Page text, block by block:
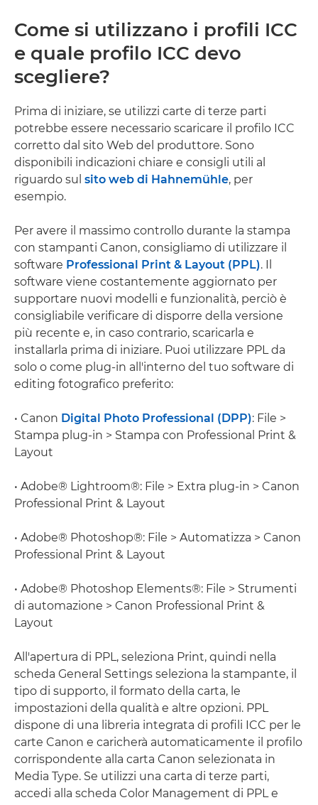
Come si utilizzano i profili ICC
e quale profilo ICC devo
scegliere?
Prima di iniziare, se utilizzi carte di terze parti
potrebbe essere necessario scaricare il profilo ICC
corretto dal sito Web del produttore. Sono
disponibili indicazioni chiare e consigli utili al
riguardo sul sito web di Hahnemühle, per
esempio.
Per avere il massimo controllo durante la stampa
con stampanti Canon, consigliamo di utilizzare il
software Professional Print & Layout (PPL). Il
software viene costantemente aggiornato per
supportare nuovi modelli e funzionalità, perciò è
consigliabile verificare di disporre della versione
più recente e, in caso contrario, scaricarla e
installarla prima di iniziare. Puoi utilizzare PPL da
solo o come plug-in all'interno del tuo software di
editing fotografico preferito:
• Canon Digital Photo Professional (DPP): File >
Stampa plug-in > Stampa con Professional Print &
Layout
• Adobe® Lightroom®: File > Extra plug-in > Canon
Professional Print & Layout
• Adobe® Photoshop®: File > Automatizza > Canon
Professional Print & Layout
• Adobe® Photoshop Elements®: File > Strumenti
di automazione > Canon Professional Print &
Layout
All'apertura di PPL, seleziona Print, quindi nella
scheda General Settings seleziona la stampante, il
tipo di supporto, il formato della carta, le
impostazioni della qualità e altre opzioni. PPL
dispone di una libreria integrata di profili ICC per le
carte Canon e caricherà automaticamente il profilo
corrispondente alla carta Canon selezionata in
Media Type. Se utilizzi una carta di terze parti,
accedi alla scheda Color Management di PPL e